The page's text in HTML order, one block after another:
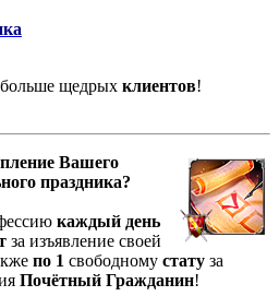
щедрых клиентов!
Вашего
праздника?
каждый день
за изъявление своей
по 1 свободному стату за
Почётный Гражданин!